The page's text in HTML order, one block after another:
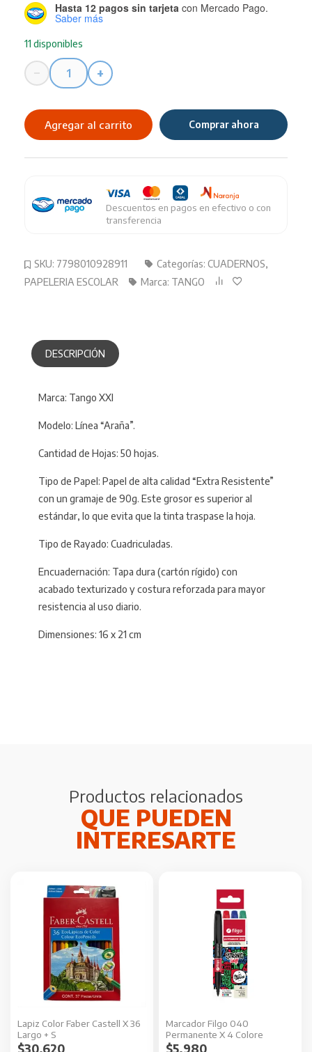
11 disponibles
Hasta 12 pagos sin tarjeta con Mercado Pago.
Saber más
−
Cuaderno
16X21
Cuadriculado
+
Agregar al carrito Comprar ahora
SKU: 7798010928911 Categorías: CUADERNOS,
PAPELERIA ESCOLAR
Marca: TANGO
Descuentos en pagos en efectivo o con
transferencia
DESCRIPCIÓN
Marca: Tango XXI
Modelo: Línea “Araña”.
Cantidad de Hojas: 50 hojas.
Tipo de Papel: Papel de alta calidad “Extra Resistente”
con un gramaje de 90g. Este grosor es superior al
estándar, lo que evita que la tinta traspase la hoja.
Tipo de Rayado: Cuadriculadas.
Encuadernación: Tapa dura (cartón rígido) con
acabado texturizado y costura reforzada para mayor
resistencia al uso diario.
Dimensiones: 16 x 21 cm
Productos relacionados
Lapiz Color Faber Castell X 36
Largo + S
$30.620
Marcador Filgo 040
Permanente X 4 Colore
$5.980